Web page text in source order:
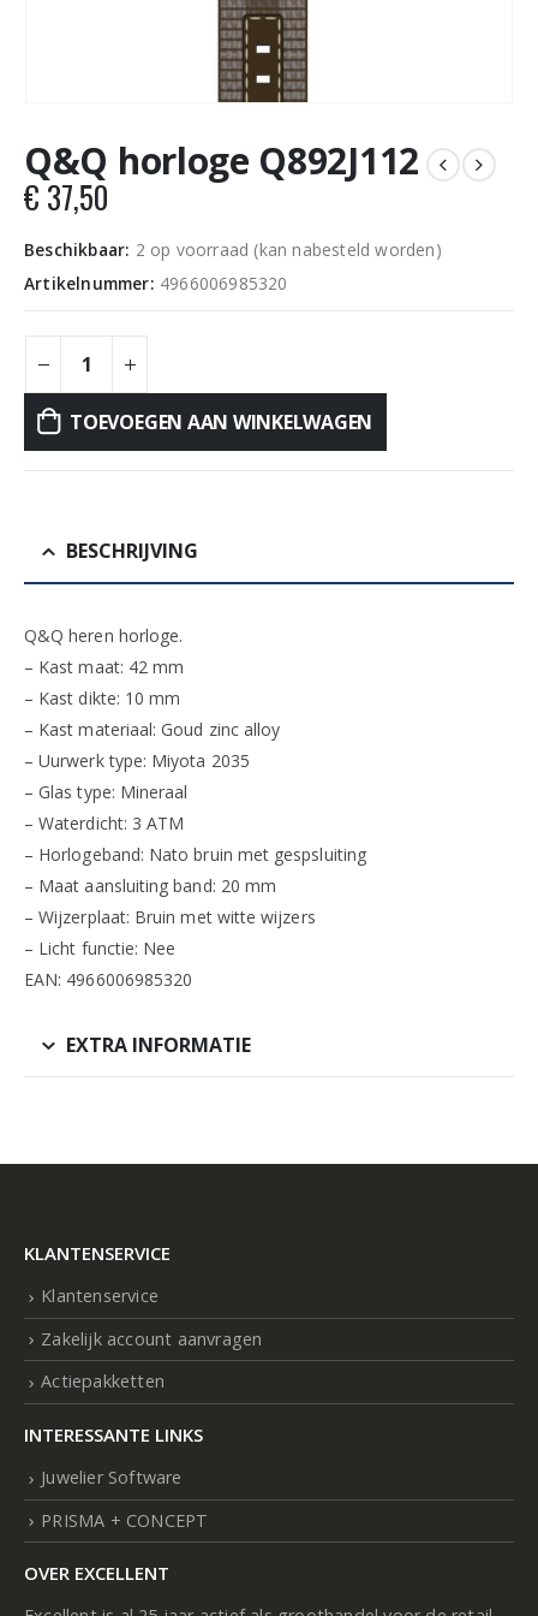
Q&Q horloge Q892J112
€ 37,50
Beschikbaar: 2 op voorraad (kan nabesteld worden)
Artikelnummer: 4966006985320
TOEVOEGEN AAN WINKELWAGEN
BESCHRIJVING
Q&Q heren horloge.
– Kast maat: 42 mm
– Kast dikte: 10 mm
– Kast materiaal: Goud zinc alloy
– Uurwerk type: Miyota 2035
– Glas type: Mineraal
– Waterdicht: 3 ATM
– Horlogeband: Nato bruin met gespsluiting
– Maat aansluiting band: 20 mm
– Wijzerplaat: Bruin met witte wijzers
– Licht functie: Nee
EAN: 4966006985320
EXTRA INFORMATIE
KLANTENSERVICE
Klantenservice
Zakelijk account aanvragen
Actiepakketten
INTERESSANTE LINKS
Juwelier Software
PRISMA + CONCEPT
OVER EXCELLENT